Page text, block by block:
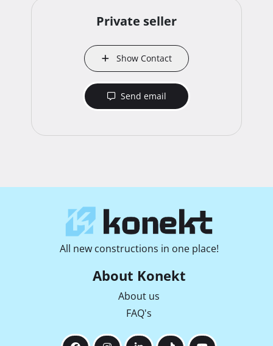
Private seller
Show Contact
Send email
All new constructions in one place!
About Konekt
About us
FAQ's